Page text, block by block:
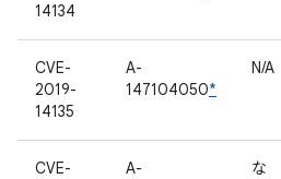
14134
CVE-
2019-
14135
A-
147104050*
N/A
CVE- A- な